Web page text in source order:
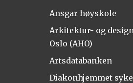
Ansgar høyskole
Arkitektur- og
Oslo (AHO)
Artsdatabanken
Diakonhjemmet